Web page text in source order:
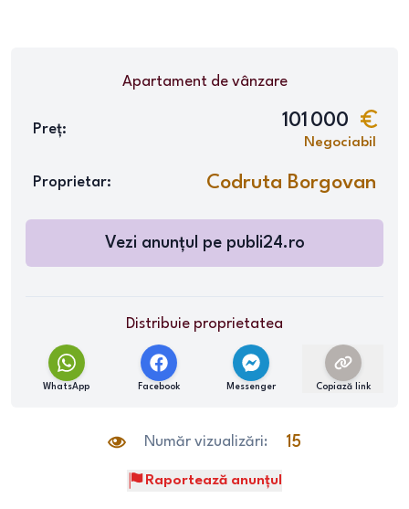
Apartamentde vânzare
Preț: 101 000
Negociabil
Proprietar: Codruta Borgovan
Vezi anunțul pe publi24.ro
Distribuie proprietatea
WhatsApp Facebook Messenger Copiază link
Număr vizualizări: 15
Raportează anunțul